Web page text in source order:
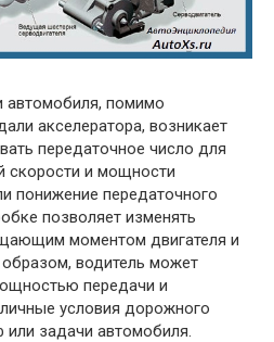
автомобиля, помимо
акселератора, возникает
передаточное число для
скорости и мощности
понижение передаточного
позволяет изменять
моментом двигателя и
водитель может
передачи и
условия дорожного
задачи автомобиля.